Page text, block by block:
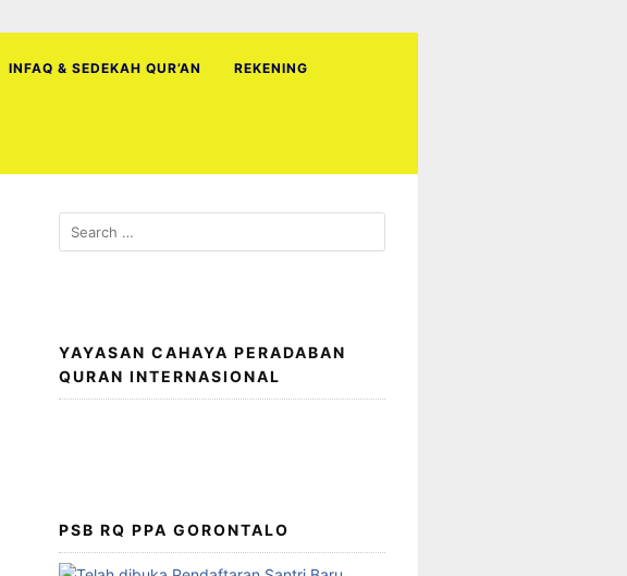
INFAQ & SEDEKAH QUR’AN REKENING
Search
for:
YAYASAN CAHAYA PERADABAN
QURAN INTERNASIONAL
PSB RQ PPA GORONTALO